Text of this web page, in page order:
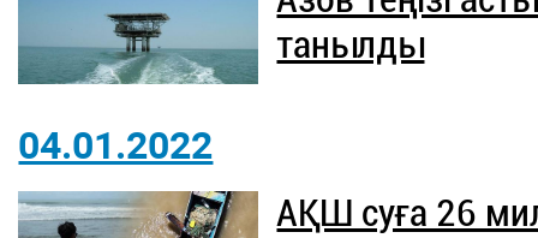
танылды
04.01.2022
АҚШ суға 26